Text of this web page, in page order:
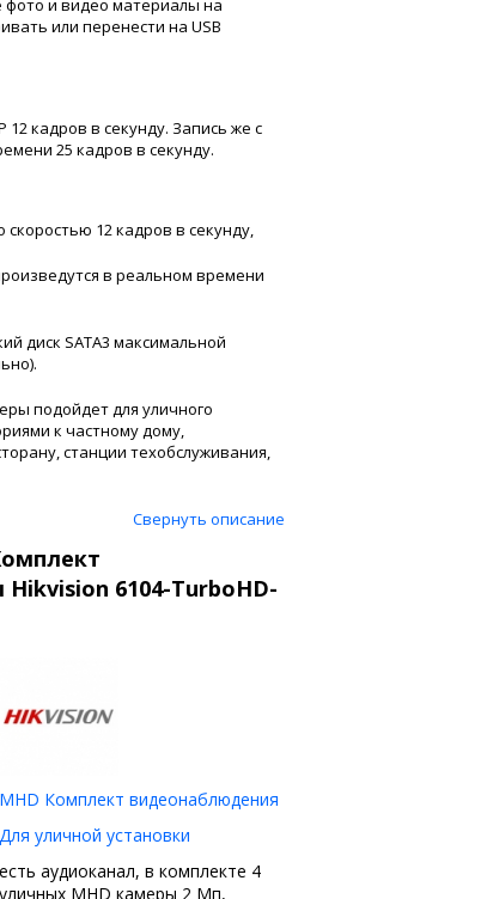
фото и видео материалы на
или перенести на USB
кадров в секунду. Запись же с
25 кадров в секунду.
скоростью 12 кадров в секунду,
в реальном времени
диск SATA3 максимальной
подойдет для уличного
к частному дому,
станции техобслуживания,
Свернуть описание
6104-TurboHD-
MHD Комплект видеонаблюдения
Для уличной установки
есть аудиоканал, в комплекте 4
уличных MHD камеры 2 Мп,